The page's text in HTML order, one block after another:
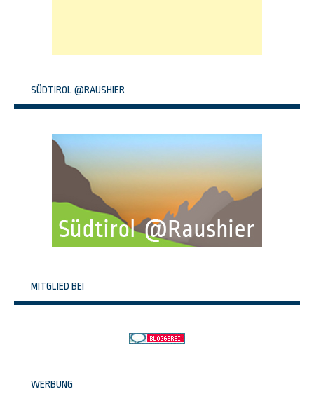
SÜDTIROL @RAUSHIER
MITGLIED BEI
WERBUNG